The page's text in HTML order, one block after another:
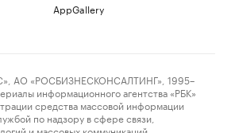
AppGallery
АО «РОСБИЗНЕСКОНСАЛТИНГ», 1995–
информационного агентства «РБК»
средства массовой информации
по надзору в сфере связи,